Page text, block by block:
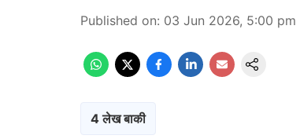
Published on: 03 Jun 2026, 5:00 pm
4 लेख बाकी